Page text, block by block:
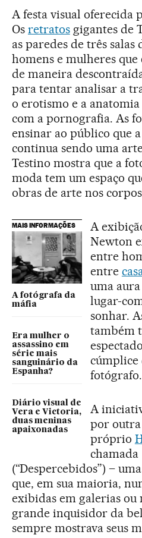
A festa visual oferecida
Os retratosgigantes de
as paredes de três
homens e mulheres que
de maneira
para tentar analisar a
o erotismo e a
com a pornografia. As
ensinar ao público que
continua sendo uma
Testino mostra que a
moda tem um espaço
obras de arte nos
MAIS INFORMAÇÕES
A fotógrafa da
máfia
Era mulher o
assassino em
série mais
sanguinário da
Espanha?
Diário visual de
Vera e Victoria,
duas meninas
apaixonadas
A
Newton
entre
entre
uma
lugar-
sonhar.
também
cúmplice
fotógrafo.
A
por outra
próprio
chamada
(“Despercebidos”) –
que, em sua maioria,
exibidas em galerias ou
grande inquisidor da
sempre mostrava seus